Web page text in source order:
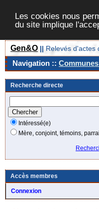
Les cookies nous
du site implique
Gen&O || Relevés d'actes
Navigation ::
Recherche directe
Intéressé(e)
Mère, conjoint, témoins,
Accès membres
Connexion